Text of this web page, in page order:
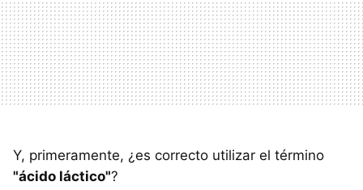
Y, primeramente, ¿es correcto utilizar el término
"ácido láctico"?